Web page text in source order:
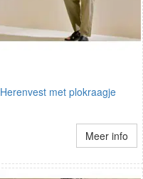
Herenvest met plokraagje
Meer info